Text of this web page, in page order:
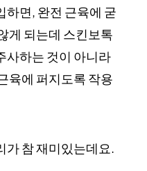
하면, 완전 근육에 굳
게 되는데 스킨보톡
사하는 것이 아니라
육에 퍼지도록 작용
가 참 재미있는데요.